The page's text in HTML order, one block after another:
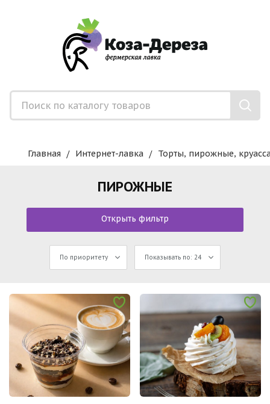
Главная Интернет-лавка Торты, пирожные,
ПИРОЖНЫЕ
Открыть фильтр
По приоритету Показывать по: 24